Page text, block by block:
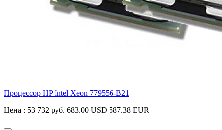
Процессор HP Intel Xeon 779556-B21
Цена : 53 732 руб. 683.00 USD 587.38 EUR